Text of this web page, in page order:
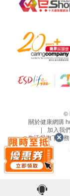
©
關於健康網購
加入我
生活易旗下業務